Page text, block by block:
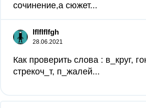
сочинение,а сюжет...
lflflflfgh
28.06.2021
Как проверить слова : в_круг,
стрекоч_т, п_жалей...